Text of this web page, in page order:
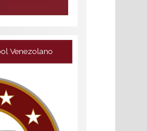
Venezolano